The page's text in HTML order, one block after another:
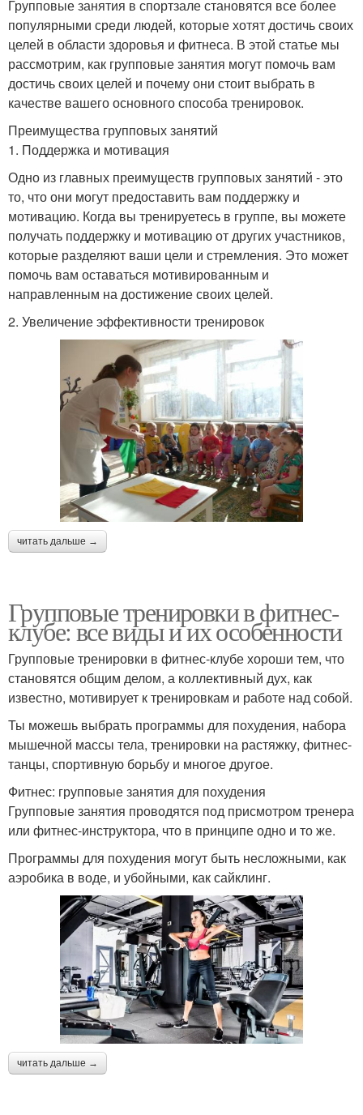
Групповые занятия в спортзале становятся все более
популярными среди людей, которые хотят достичь своих
целей в области здоровья и фитнеса. В этой статье мы
рассмотрим, как групповые занятия могут помочь вам
достичь своих целей и почему они стоит выбрать в
качестве вашего основного способа тренировок.
Преимущества групповых занятий
1. Поддержка и мотивация
Одно из главных преимуществ групповых занятий - это
то, что они могут предоставить вам поддержку и
мотивацию. Когда вы тренируетесь в группе, вы можете
получать поддержку и мотивацию от других участников,
которые разделяют ваши цели и стремления. Это может
помочь вам оставаться мотивированным и
направленным на достижение своих целей.
2. Увеличение эффективности тренировок
читать дальше →
Групповые тренировки в фитнес-
клубе: все виды и их особенности
Групповые тренировки в фитнес-клубе хороши тем, что
становятся общим делом, а коллективный дух, как
известно, мотивирует к тренировкам и работе над собой.
Ты можешь выбрать программы для похудения, набора
мышечной массы тела, тренировки на растяжку, фитнес-
танцы, спортивную борьбу и многое другое.
Фитнес: групповые занятия для похудения
Групповые занятия проводятся под присмотром тренера
или фитнес-инструктора, что в принципе одно и то же.
Программы для похудения могут быть несложными, как
аэробика в воде, и убойными, как сайклинг.
читать дальше →